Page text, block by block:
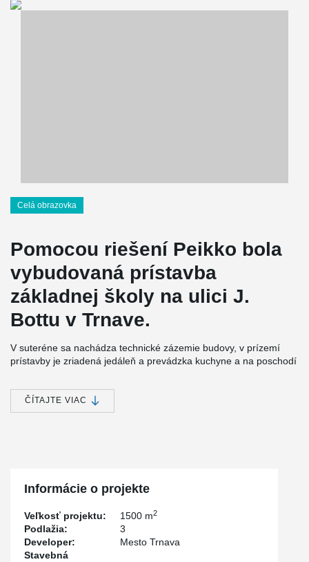
Celá obrazovka
Pomocou riešení Peikko bola
vybudovaná prístavba
základnej školy na ulici J.
Bottu v Trnave.
V suteréne sa nachádza technické zázemie budovy, v prízemí
prístavby je zriadená jedáleň a prevádzka kuchyne a na poschodí
Konštrukcia budovy je kombináciou ocele, betónu a dreva so
stĺpov.
ČÍTAJTE VIAC
Informácie o projekte
Veľkosť projektu: 1500 m2
Podlažia:
3
Developer:
Mesto Trnava
Stavebná